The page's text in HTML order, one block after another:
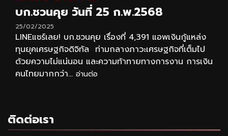
บก.ชวนคุย วันที่ 25 ก.พ.2568
25/02/2025
LINEแชร์เลย! บก.ชวนคุย เรื่องที่ 4,391 แอพเงินกู้แหล่ง
ทุนยุคเศรษฐกิจดิจิทัล ท่ามกลางภาวะเศรษฐกิจที่เต็มไป
ด้วยความไม่แน่นอน และความท้าทายทางการงาน การเงิน
คนไทยมากกว่า... อ่านต่อ
ติดต่อเรา